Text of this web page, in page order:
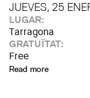
JUEVES, 25
LUGAR:
Tarragona
GRATUÏTAT:
Free
Read more